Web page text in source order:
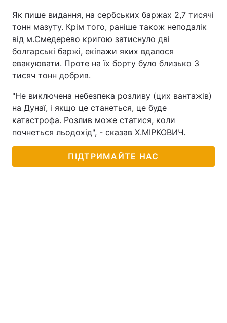
Як пише видання, на сербських баржах 2,7 тисячі
тонн мазуту. Крім того, раніше також неподалік
від м.Смедерево кригою затиснуло дві
болгарські баржі, екіпажи яких вдалося
евакуювати. Проте на їх борту було близько 3
тисяч тонн добрив.
"Не виключена небезпека розливу (цих вантажів)
на Дунаї, і якщо це станеться, це буде
катастрофа. Розлив може статися, коли
почнеться льодохід", - сказав Х.МІРКОВИЧ.
ПІДТРИМАЙТЕ НАС